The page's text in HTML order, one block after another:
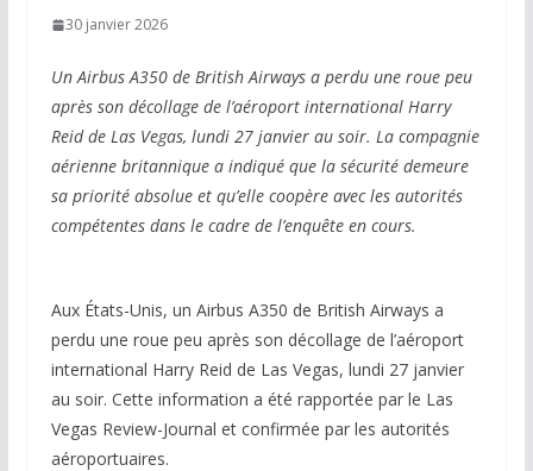
30 janvier 2026
Un Airbus A350 de British Airways a perdu une roue peu
après son décollage de l’aéroport international Harry
Reid de Las Vegas, lundi 27 janvier au soir. La compagnie
aérienne britannique a indiqué que la sécurité demeure
sa priorité absolue et qu’elle coopère avec les autorités
compétentes dans le cadre de l’enquête en cours.
Aux États-Unis, un Airbus A350 de British Airways a
perdu une roue peu après son décollage de l’aéroport
international Harry Reid de Las Vegas, lundi 27 janvier
au soir. Cette information a été rapportée par le Las
Vegas Review-Journal et confirmée par les autorités
aéroportuaires.